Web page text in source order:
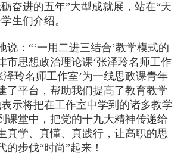
奋进的五年”大型成就展，站在“天
生们介绍。
：“‘一用二进三结合’教学模式的
市思想政治理论课‘张泽玲名师工作
泽玲名师工作室’为一线思政课青年
了平台，帮助我们提高了教育教学
示将把在工作室中学到的诸多教学
课堂中，把党的十九大精神传递给
真学、真懂、真践行，让高职的思
的步伐“时尚”起来！